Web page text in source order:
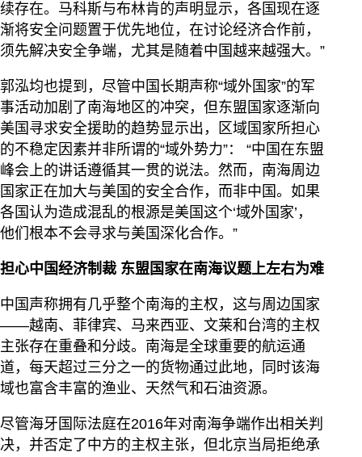
续存在。马科斯与布林肯的声明显示，各国现在逐
渐将安全问题置于优先地位，在讨论经济合作前，
须先解决安全争端，尤其是随着中国越来越强大。”
郭泓均也提到，尽管中国长期声称“域外国家”的军
事活动加剧了南海地区的冲突，但东盟国家逐渐向
美国寻求安全援助的趋势显示出，区域国家所担心
的不稳定因素并非所谓的“域外势力”： “中国在东盟
峰会上的讲话遵循其一贯的说法。然而，南海周边
国家正在加大与美国的安全合作，而非中国。如果
各国认为造成混乱的根源是美国这个‘域外国家’，
他们根本不会寻求与美国深化合作。”
担心中国经济制裁 东盟国家在南海议题上左右为难
中国声称拥有几乎整个南海的主权，这与周边国家
——越南、菲律宾、马来西亚、文莱和台湾的主权
主张存在重叠和分歧。南海是全球重要的航运通
道，每天超过三分之一的货物通过此地，同时该海
域也富含丰富的渔业、天然气和石油资源。
尽管海牙国际法庭在2016年对南海争端作出相关判
决，并否定了中方的主权主张，但北京当局拒绝承